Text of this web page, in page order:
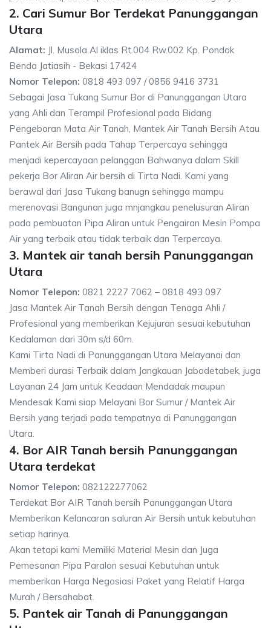
2. Cari Sumur Bor Terdekat Panunggangan
Utara
Alamat: Jl. Musola Al iklas Rt.004 Rw.002 Kp. Pondok
Benda Jatiasih - Bekasi 17424
Nomor Telepon: 0818 493 097 / 0856 9416 3731
Sebagai Jasa Tukang Sumur Bor di Panunggangan Utara
yang Ahli dan Terampil Profesional pada Bidang
Pengeboran Mata Air Tanah, Mantek Air Tanah Bersih Atau
Pantek Air Bersih pada Tahap Terpercaya sehingga
menjadi kepercayaan pelanggan Bahwanya dalam Skill
pekerja Bor Aliran Air bersih di Tirta Nadi. Kami yang
berawal dari Jasa Tukang banugn sehingga mampu
merenovasi Bangunan juga mnjangkau penelusuran Aliran
pada pembuatan Pipa Aliran untuk Pengairan Mesin Pompa
Air yang terbaik atau tidak terbaik dan Terpercaya.
3. Mantek air tanah bersih Panunggangan
Utara
Nomor Telepon: 0821 2227 7062 – 0818 493 097
Jasa Mantek Air Tanah Bersih dengan Tenaga Ahli /
Profesional yang memberikan Kejujuran sesuai kebutuhan
Kedalaman dari 30m s/d 60m.
Kami Tirta Nadi di Panunggangan Utara Melayanai dan
Memberi durasi Terbaik dalam Jangkauan Jabodetabek, juga
Layanan 24 Jam untuk Keadaan Mendadak maupun
Mendesak Kami siap Melayani Bor Sumur / Mantek Air
Bersih yang terjadi pada tempatnya di Panunggangan
Utara.
4. Bor AIR Tanah bersih Panunggangan
Utara terdekat
Nomor Telepon: 082122277062
Terdekat Bor AIR Tanah bersih Panunggangan Utara
Memberikan Kelancaran saluran Air Bersih untuk kebutuhan
setiap harinya.
Akan tetapi kami Memiliki Material Mesin dan Juga
Pemesanan Pipa Paralon sesuai Kebutuhan untuk
memberikan Harga Negosiasi Paket yang Relatif Harga
Murah / Bersahabat.
5. Pantek air Tanah di Panunggangan